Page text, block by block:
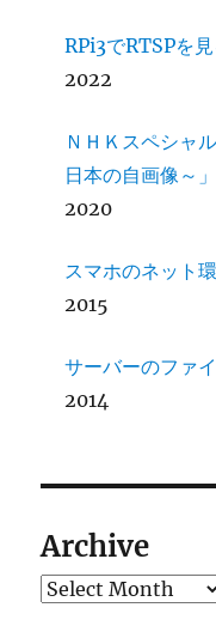
RPi3でRTSPを
2022
ＮＨＫスペシャ
日本の自画像～」
2020
スマホのネット
2015
サーバーのファ
2014
Archive
Archives